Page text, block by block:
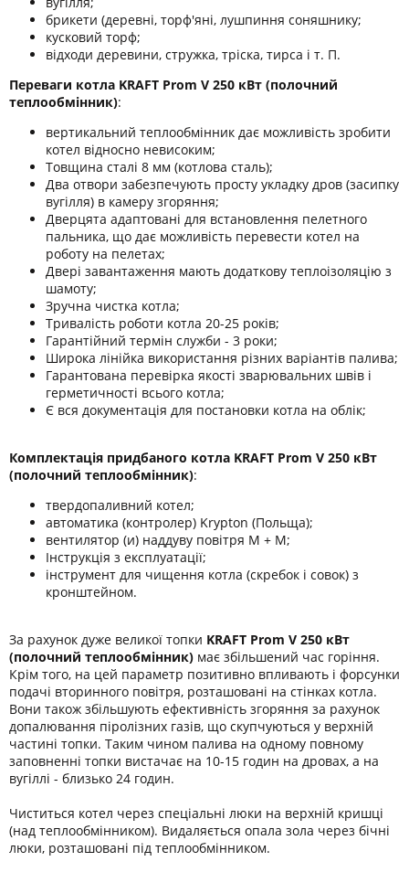
брикети (деревні, торф'яні, лушпиння соняшнику;
кусковий торф;
відходи деревини, стружка, тріска, тирса і т. П.
Переваги котла KRAFT Prom V 250 кВт (полочний
теплообмінник):
вертикальний теплообмінник дає можливість зробити
котел відносно невисоким;
Товщина сталі 8 мм (котлова сталь);
Два отвори забезпечують просту укладку дров (засипку
вугілля) в камеру згоряння;
Дверцята адаптовані для встановлення пелетного
пальника, що дає можливість перевести котел на
роботу на пелетах;
Двері завантаження мають додаткову теплоізоляцію з
шамоту;
Зручна чистка котла;
Тривалість роботи котла 20-25 років;
Гарантійний термін служби - 3 роки;
Широка лінійка використання різних варіантів палива;
Гарантована перевірка якості зварювальних швів і
герметичності всього котла;
Є вся документація для постановки котла на облік;
Комплектація придбаного котла KRAFT Prom V 250 кВт
(полочний теплообмінник):
твердопаливний котел;
автоматика (контролер) Krypton (Польща);
вентилятор (и) наддуву повітря М + М;
Інструкція з експлуатації;
інструмент для чищення котла (скребок і совок) з
кронштейном.
За рахунок дуже великої топки KRAFT Prom V 250 кВт
(полочний теплообмінник) має збільшений час горіння.
Крім того, на цей параметр позитивно впливають і форсунки
подачі вторинного повітря, розташовані на стінках котла.
Вони також збільшують ефективність згоряння за рахунок
допалювання піролізних газів, що скупчуються у верхній
частині топки. Таким чином палива на одному повному
заповненні топки вистачає на 10-15 годин на дровах, а на
вугіллі - близько 24 годин.
Чиститься котел через спеціальні люки на верхній кришці
(над теплообмінником). Видаляється опала зола через бічні
люки, розташовані під теплообмінником.